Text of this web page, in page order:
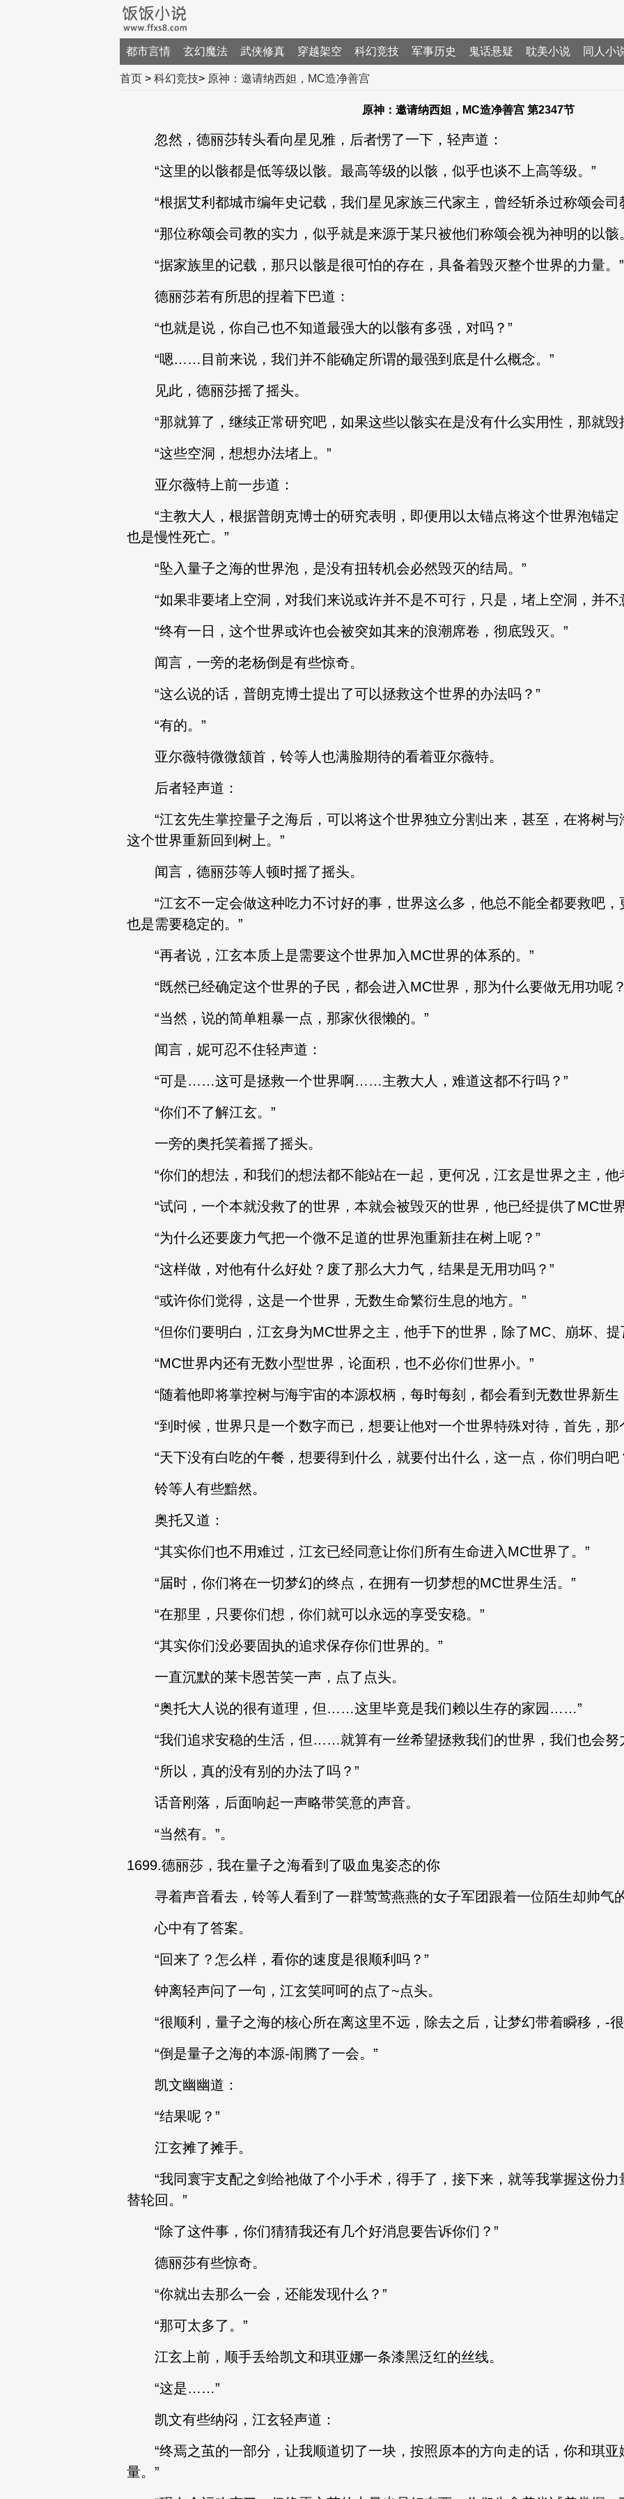
都市言情 玄幻魔法 武侠修真 穿越架空 科幻竞技 军事历史 鬼话悬疑 耽美小说 同人小
首页 > 科幻竞技> 原神：邀请纳西妲，MC造净善宫
原神：邀请纳西妲，MC造净善宫 第2347节
忽然，德丽莎转头看向星见雅，后者愣了一下，轻声道：
“这里的以骸都是低等级以骸。最高等级的以骸，似乎也谈不上高等级。”
“根据艾利都城市编年史记载，我们星见家族三代家主，曾经斩杀过称颂会司
“那位称颂会司教的实力，似乎就是来源于某只被他们称颂会视为神明的以骸
“据家族里的记载，那只以骸是很可怕的存在，具备着毁灭整个世界的力量。”
德丽莎若有所思的捏着下巴道：
“也就是说，你自己也不知道最强大的以骸有多强，对吗？”
“嗯……目前来说，我们并不能确定所谓的最强到底是什么概念。”
见此，德丽莎摇了摇头。
“那就算了，继续正常研究吧，如果这些以骸实在是没有什么实用性，那就毁
“这些空洞，想想办法堵上。”
亚尔薇特上前一步道：
“主教大人，根据普朗克博士的研究表明，即便用以太锚点将这个世界泡锚定
也是慢性死亡。”
“坠入量子之海的世界泡，是没有扭转机会必然毁灭的结局。”
“如果非要堵上空洞，对我们来说或许并不是不可行，只是，堵上空洞，并不
“终有一日，这个世界或许也会被突如其来的浪潮席卷，彻底毁灭。”
闻言，一旁的老杨倒是有些惊奇。
“这么说的话，普朗克博士提出了可以拯救这个世界的办法吗？”
“有的。”
亚尔薇特微微颔首，铃等人也满脸期待的看着亚尔薇特。
后者轻声道：
“江玄先生掌控量子之海后，可以将这个世界独立分割出来，甚至，在将树与
这个世界重新回到树上。”
闻言，德丽莎等人顿时摇了摇头。
“江玄不一定会做这种吃力不讨好的事，世界这么多，他总不能全都要救吧，
也是需要稳定的。”
“再者说，江玄本质上是需要这个世界加入MC世界的体系的。”
“既然已经确定这个世界的子民，都会进入MC世界，那为什么要做无用功呢
“当然，说的简单粗暴一点，那家伙很懒的。”
闻言，妮可忍不住轻声道：
“可是……这可是拯救一个世界啊……主教大人，难道这都不行吗？”
“你们不了解江玄。”
一旁的奥托笑着摇了摇头。
“你们的想法，和我们的想法都不能站在一起，更何况，江玄是世界之主，他
“试问，一个本就没救了的世界，本就会被毁灭的世界，他已经提供了MC世
“为什么还要废力气把一个微不足道的世界泡重新挂在树上呢？”
“这样做，对他有什么好处？废了那么大力气，结果是无用功吗？”
“或许你们觉得，这是一个世界，无数生命繁衍生息的地方。”
“但你们要明白，江玄身为MC世界之主，他手下的世界，除了MC、崩坏、提
“MC世界内还有无数小型世界，论面积，也不必你们世界小。”
“随着他即将掌控树与海宇宙的本源权柄，每时每刻，都会看到无数世界新生
“到时候，世界只是一个数字而已，想要让他对一个世界特殊对待，首先，那
“天下没有白吃的午餐，想要得到什么，就要付出什么，这一点，你们明白吧
铃等人有些黯然。
奥托又道：
“其实你们也不用难过，江玄已经同意让你们所有生命进入MC世界了。”
“届时，你们将在一切梦幻的终点，在拥有一切梦想的MC世界生活。”
“在那里，只要你们想，你们就可以永远的享受安稳。”
“其实你们没必要固执的追求保存你们世界的。”
一直沉默的莱卡恩苦笑一声，点了点头。
“奥托大人说的很有道理，但……这里毕竟是我们赖以生存的家园……”
“我们追求安稳的生活，但……就算有一丝希望拯救我们的世界，我们也会努
“所以，真的没有别的办法了吗？”
话音刚落，后面响起一声略带笑意的声音。
“当然有。”。
1699.德丽莎，我在量子之海看到了吸血鬼姿态的你
寻着声音看去，铃等人看到了一群莺莺燕燕的女子军团跟着一位陌生却帅气
心中有了答案。
“回来了？怎么样，看你的速度是很顺利吗？”
钟离轻声问了一句，江玄笑呵呵的点了~点头。
“很顺利，量子之海的核心所在离这里不远，除去之后，让梦幻带着瞬移，-很
“倒是量子之海的本源-闹腾了一会。”
凯文幽幽道：
“结果呢？”
江玄摊了摊手。
“我同寰宇支配之剑给祂做了个小手术，得手了，接下来，就等我掌握这份力
替轮回。”
“除了这件事，你们猜猜我还有几个好消息要告诉你们？”
德丽莎有些惊奇。
“你就出去那么一会，还能发现什么？”
“那可太多了。”
江玄上前，顺手丢给凯文和琪亚娜一条漆黑泛红的丝线。
“这是……”
凯文有些纳闷，江玄轻声道：
“终焉之茧的一部分，让我顺道切了一块，按照原本的方向走的话，你和琪亚
量。”